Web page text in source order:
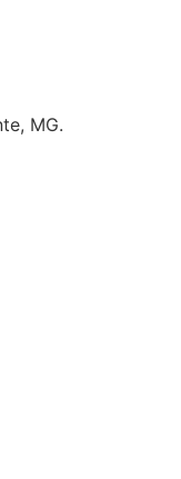
MG.